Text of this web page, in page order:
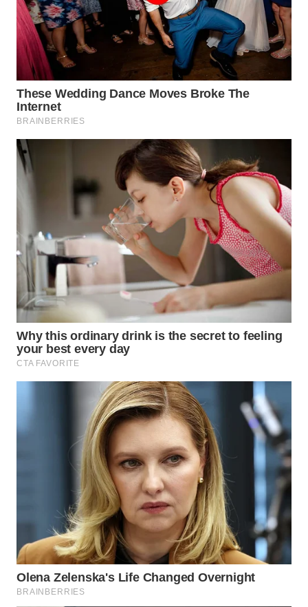
Wahana
Media
Group
WAHANA
NEWS
WAHANA
WAHANA
WAHANA
INFRASTRUKTUR
WAHANA
KONSUMEN
WAHANA
LISTRIK
WAHANA
TRAVEL
WAHANANEWS
WAHANANEWS
CO ID
WAHANANEWS
NET